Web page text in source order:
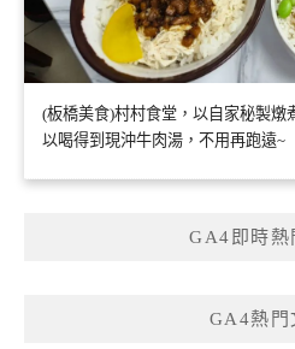
(板橋美食)村村食堂，以自家秘製燉
以喝得到現沖牛肉湯，不用再跑遠~
GA4即時熱
GA4熱門